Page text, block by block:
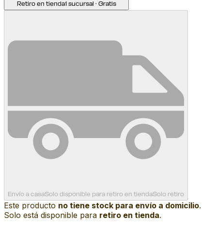
Retiro en tienda1 sucursal · Gratis
Envío a casaSolo disponible para retiro en tiendaSolo retiro
Este producto no tiene stock para envío a domicilio.
Solo está disponible para retiro en tienda.